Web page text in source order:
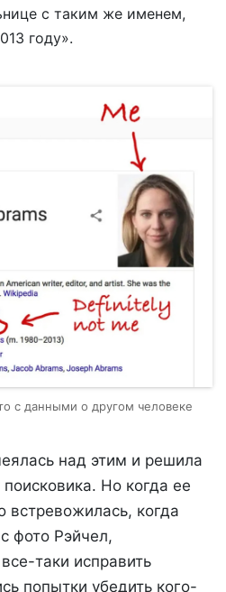
с таким же именем,
году».
с данными о другом человеке
над этим и решила
Но когда ее
встревожилась, когда
фото Рэйчел,
таки исправить
попытки убедить кого-